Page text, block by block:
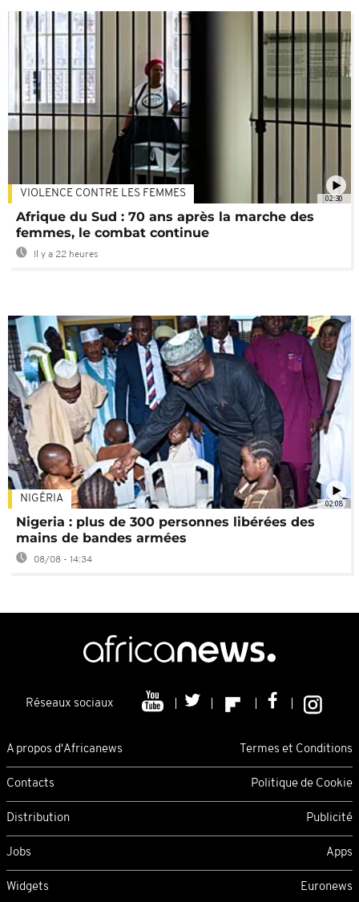
02:30
VIOLENCE CONTRE LES FEMMES
Afrique du Sud : 70 ans après la marche des
femmes, le combat continue
Il y a 22 heures
02:08
NIGÉRIA
Nigeria : plus de 300 personnes libérées des
mains de bandes armées
08/08 - 14:34
Réseaux sociaux
A propos d'Africanews Termes et Conditions
Contacts Politique de Cookie
Distribution Publicité
Jobs Apps
Widgets Euronews